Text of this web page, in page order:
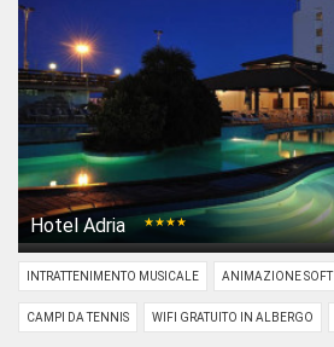
Hotel Adria ★★★★
INTRATTENIMENTO MUSICALE ANIMAZIONE SOFT
CAMPI DA TENNIS WIFI GRATUITO IN ALBERGO